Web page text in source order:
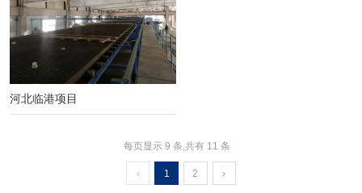
河北临港项目
每页显示 9 条,共有 11 条
‹ 1 2 ›